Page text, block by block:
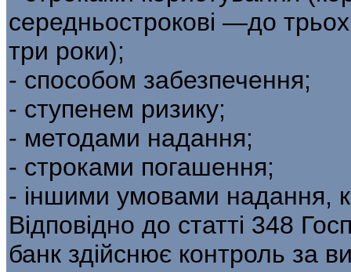
середньострокові —до
три роки);
- способом забезпечення;
- ступенем ризику;
- методами надання;
- строками погашення;
- іншими умовами надання,
Відповідно до статті 348
банк здійснює контроль за